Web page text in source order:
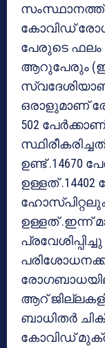
സംസ്ഥാനത്ത്
കോവിഡ് രോഗ
പേരുടെ ഫലം
ആറുപേരും
ഒരാളുമാണ്
502
ഉണ്ട് .14670
ഉള്ളത് .14402
ഉള്ളത് .ഇന്ന്
പരിശോധനക്ക്
ആറ്
ബാധിതര്‍
കോവിഡ്